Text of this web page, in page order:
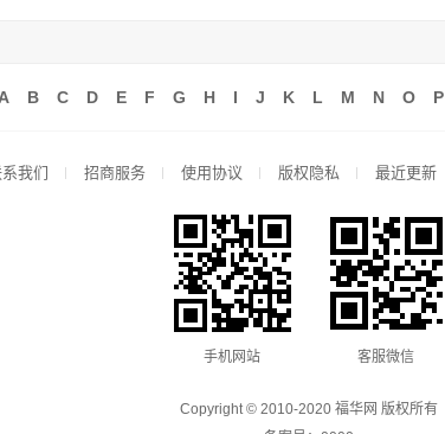
A B C D E F G H I J K L M N O P
我们 招商服务 使用协议 版权隐私 最近更新
手机网站 客服微信
Copyright © 2010-2020 福华网 版权所有